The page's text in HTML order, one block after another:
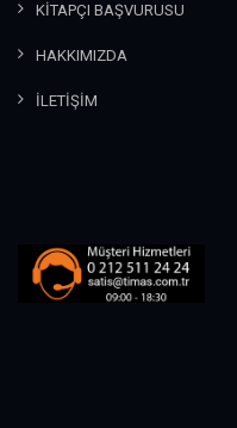
KİTAPÇI BAŞVURUSU
HAKKIMIZDA
İLETİŞİM